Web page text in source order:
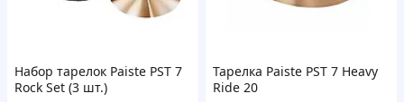
Набор тарелок Paiste PST 7
Rock Set (3 шт.)
Тарелка Paiste PST 7 Heavy
Ride 20